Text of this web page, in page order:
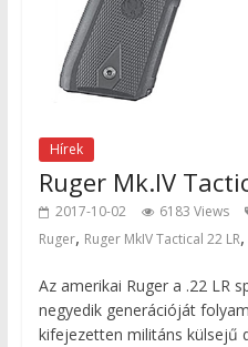
Hírek
Ruger Mk.IV
2017-10-02 6183 Views
Ruger, Ruger MkIV Tactical 22 LR,
Az amerikai Ruger a .22 LR
negyedik generációját
kifejezetten militáns külsejű